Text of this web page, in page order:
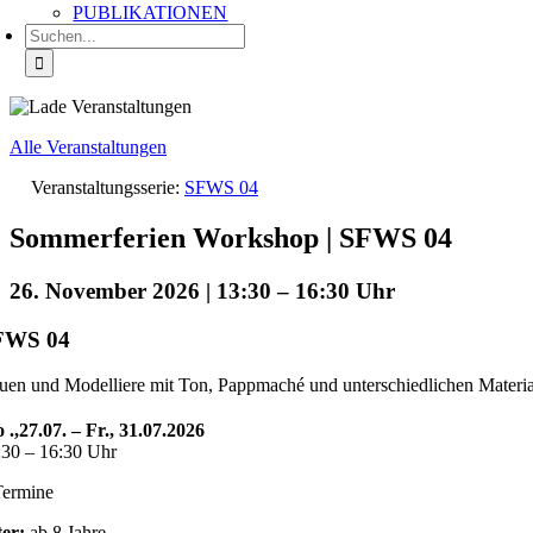
PUBLIKATIONEN
Suche
nach:
Alle Veranstaltungen
Veranstaltungsserie: SFWS 04
Sommerferien Workshop | SFWS 04
26. November 2026 | 13:30 – 16:30
04
und Modelliere mit Ton, Pappmaché und unterschiedlichen
.,27.07. – Fr., 31.07.2026
– 16:30 Uhr